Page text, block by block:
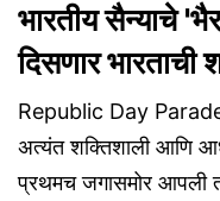
भारतीय सैन्याचे
दिसणार भारताची
Republic Day Parade
अत्यंत शक्तिशाली आणि
प्रथमच जगासमोर आपली